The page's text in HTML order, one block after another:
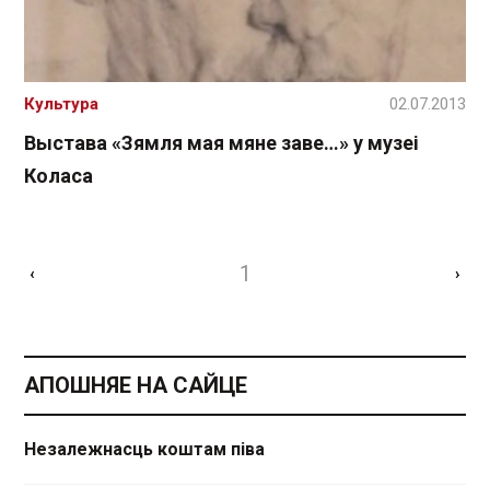
Выстава «Зямля мая мяне заве…» у музеі
Коласа
Культура 02.07.2013
‹ 1 ›
АПОШНЯЕ НА САЙЦЕ
Незалежнасць коштам піва